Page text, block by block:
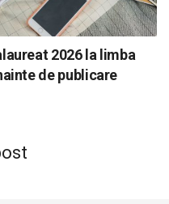
2026 la limba
de publicare